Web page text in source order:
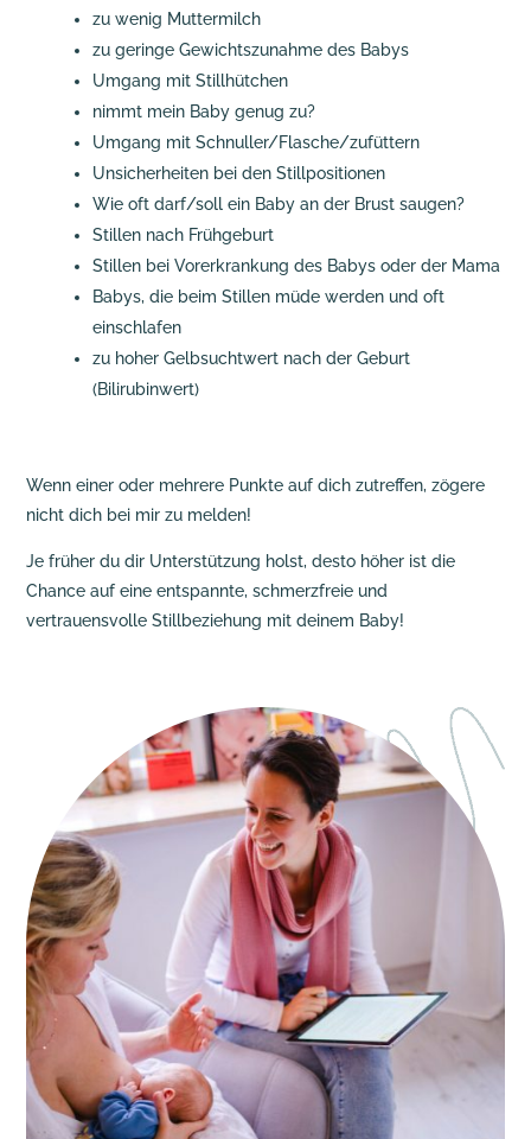
zu wenig Muttermilch
zu geringe Gewichtszunahme des Babys
Umgang mit Stillhütchen
nimmt mein Baby genug zu?
Umgang mit Schnuller/Flasche/zufüttern
Unsicherheiten bei den Stillpositionen
Wie oft darf/soll ein Baby an der Brust saugen?
Stillen nach Frühgeburt
Stillen bei Vorerkrankung des Babys oder der Mama
Babys, die beim Stillen müde werden und oft
einschlafen
zu hoher Gelbsuchtwert nach der Geburt
(Bilirubinwert)
Wenn einer oder mehrere Punkte auf dich zutreffen, zögere
nicht dich bei mir zu melden!
Je früher du dir Unterstützung holst, desto höher ist die
Chance auf eine entspannte, schmerzfreie und
vertrauensvolle Stillbeziehung mit deinem Baby!